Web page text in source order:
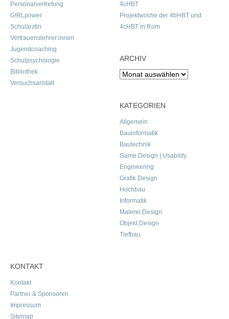
Personalvertretung
G!RLpower
Schulärztin
Vertrauenslehrer:innen
Jugendcoaching
Schulpsychologie
Bibliothek
Versuchsanstalt
4cHBT
Projektwoche der 4bHBT und
4cHBT in Rom
ARCHIV
Archiv
KATEGORIEN
Allgemein
Bauinformatik
Bautechnik
Game Design | Usability
Engineering
Grafik Design
Hochbau
Informatik
Malerei Design
Objekt Design
Tiefbau
KONTAKT
Kontakt
Partner & Sponsoren
Impressum
Sitemap